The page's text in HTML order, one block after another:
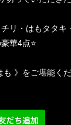
リ・はもタタキ
華4点⭐
》をご堪能くだ